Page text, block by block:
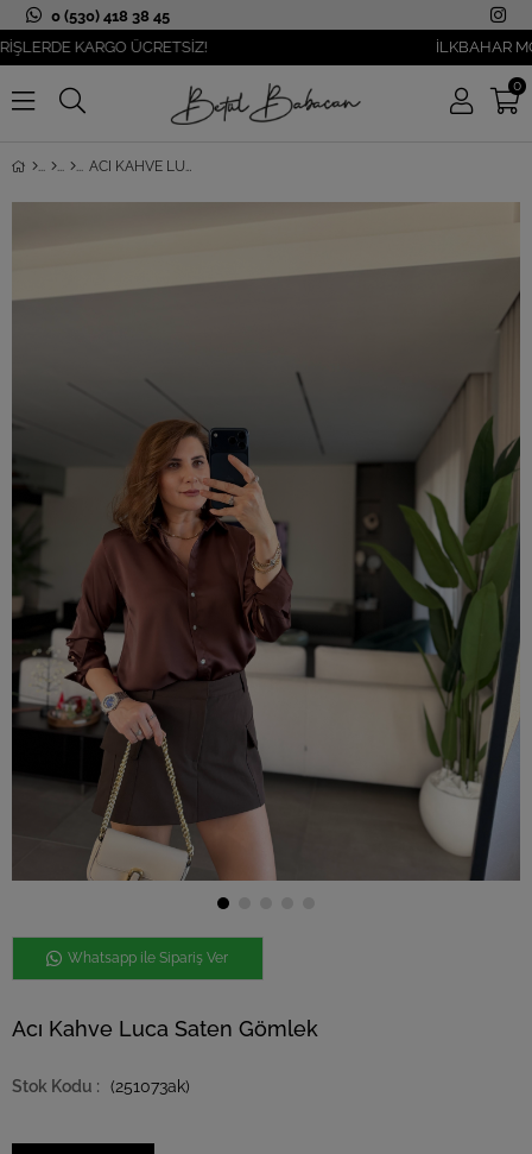
0 (530) 418 38 45
KARGO ÜCRETSİZ!
İLKBAHAR
0
ACI KAHVE LUCA SATEN GÖMLEK
Whatsapp ile Sipariş Ver
Acı Kahve Luca Saten Gömlek
(251073ak)